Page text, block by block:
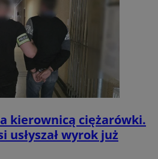
kierownicą ciężarówki.
usłyszał wyrok już